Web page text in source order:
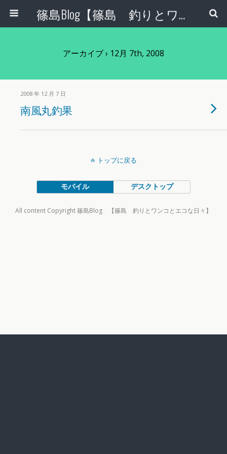
篠島Blog【篠島 釣りとワンコとエコな日々】
アーカイブ › 12月 7th, 2008
2008 年 12 月 7 日
南風丸釣果
トップに戻る
モバイル デスクトップ
All content Copyright 篠島Blog 【篠島 釣りとワンコとエコな日々】